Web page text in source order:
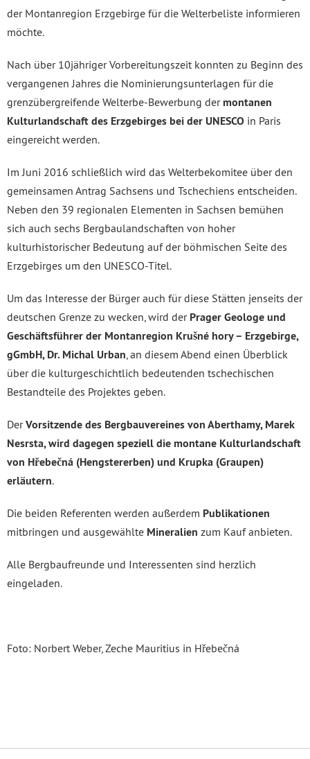
der Montanregion Erzgebirge für die Welterbeliste informieren
möchte.
Nach über 10jähriger Vorbereitungszeit konnten zu Beginn des
vergangenen Jahres die Nominierungsunterlagen für die
grenzübergreifende Welterbe-Bewerbung der montanen
Kulturlandschaft des Erzgebirges bei der UNESCO in Paris
eingereicht werden.
Im Juni 2016 schließlich wird das Welterbekomitee über den
gemeinsamen Antrag Sachsens und Tschechiens entscheiden.
Neben den 39 regionalen Elementen in Sachsen bemühen
sich auch sechs Bergbaulandschaften von hoher
kulturhistorischer Bedeutung auf der böhmischen Seite des
Erzgebirges um den UNESCO-Titel.
Um das Interesse der Bürger auch für diese Stätten jenseits der
deutschen Grenze zu wecken, wird der Prager Geologe und
Geschäftsführer der Montanregion Krušné hory – Erzgebirge,
gGmbH, Dr. Michal Urban , an diesem Abend einen Überblick
über die kulturgeschichtlich bedeutenden tschechischen
Bestandteile des Projektes geben.
DerVorsitzende des Bergbauvereines von Aberthamy, Marek
Nesrsta, wird dagegen speziell die montane Kulturlandschaft
von Hřebečná (Hengstererben) und Krupka (Graupen)
erläutern.
Die beiden Referenten werden außerdem Publikationen
mitbringen und ausgewählte Mineralien zum Kauf anbieten.
Alle Bergbaufreunde und Interessenten sind herzlich
eingeladen.
Foto: Norbert Weber, Zeche Mauritius in Hřebečná